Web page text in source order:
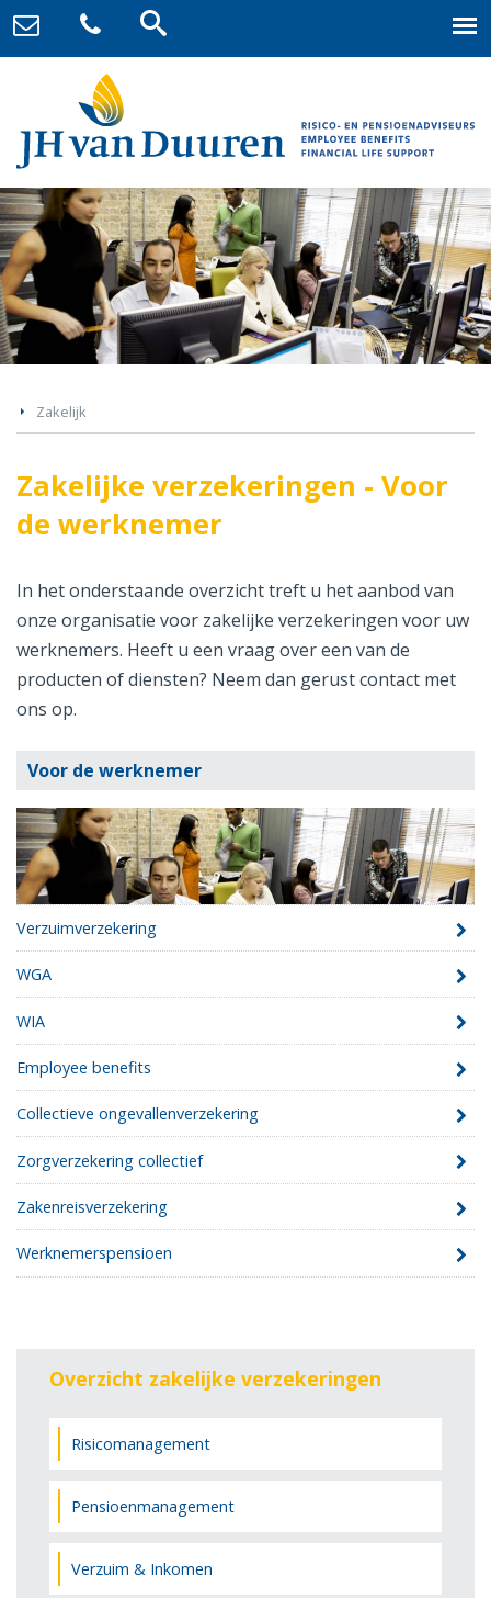
Zakelijk
Zakelijke verzekeringen - Voor
de werknemer
In het onderstaande overzicht treft u het aanbod van
onze organisatie voor zakelijke verzekeringen voor uw
werknemers. Heeft u een vraag over een van de
producten of diensten? Neem dan gerust contact met
ons op.
Voor de werknemer
Verzuimverzekering
WGA
WIA
Employee benefits
Collectieve ongevallenverzekering
Zorgverzekering collectief
Zakenreisverzekering
Werknemerspensioen
Overzicht zakelijke verzekeringen
Risicomanagement
Pensioenmanagement
Verzuim & Inkomen